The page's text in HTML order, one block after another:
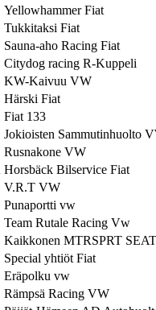
Yellowhammer Fiat
Tukkitaksi Fiat
Sauna-aho Racing Fiat
Citydog racing R-Kuppeli
KW-Kaivuu VW
Härski Fiat
Fiat 133
Jokioisten Sammutinhuolto
Rusnakone VW
Horsbäck Bilservice Fiat
V.R.T VW
Punaportti vw
Team Rutale Racing Vw
Kaikkonen MTRSPRT SEAT
Special yhtiöt Fiat
Eräpolku vw
Rämpsä Racing VW